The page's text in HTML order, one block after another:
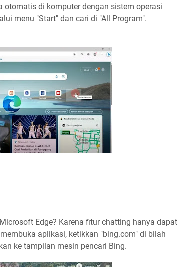
di komputer dengan sistem operasi
menu "Start" dan cari di "All Program".
Edge? Karena fitur chatting hanya dapat
aplikasi, ketikkan "bing.com" di bilah
ke tampilan mesin pencari Bing.